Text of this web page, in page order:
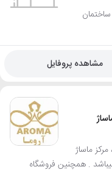
مشاهده پروفایل
ماساژ
. همچنین فروشگاه